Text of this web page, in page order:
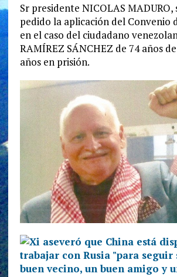
Sr presidente NICOLAS
pedido la aplicación del Convenio
en el caso del ciudadano
RAMÍREZ SÁNCHEZ de 74 años
años en prisión.